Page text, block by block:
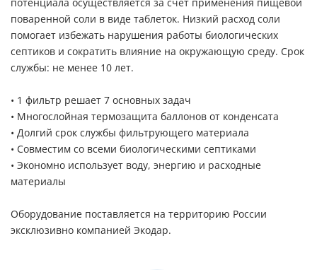
потенциала осуществляется за счёт применения пищевой
поваренной соли в виде таблеток. Низкий расход соли
помогает избежать нарушения работы биологических
септиков и сократить влияние на окружающую среду. Срок
службы: не менее 10 лет.
• 1 фильтр решает 7 основных задач
• Многослойная термозащита баллонов от конденсата
• Долгий срок службы фильтрующего материала
• Совместим со всеми биологическими септиками
• Экономно использует воду, энергию и расходные
материалы
Оборудование поставляется на территорию России
эксклюзивно компанией Экодар.